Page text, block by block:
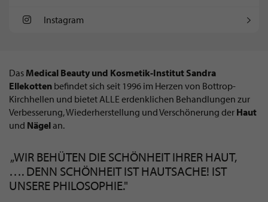
Instagram
Das Medical Beauty und Kosmetik-Institut Sandra
Ellekotten befindet sich seit 1996 im Herzen von Bottrop-
Kirchhellen und bietet ALLE erdenklichen Behandlungen zur
Verbesserung, Wiederherstellung und Verschönerung der Haut
und Nägelan.
„WIR BEHÜTEN DIE SCHÖNHEIT IHRER HAUT,
…. DENN SCHÖNHEIT IST HAUTSACHE! IST
UNSERE PHILOSOPHIE."